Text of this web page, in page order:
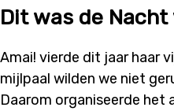
Dit was de Nacht
Amai! vierde dit jaar haar
mijlpaal wilden we niet
Daarom organiseerde het